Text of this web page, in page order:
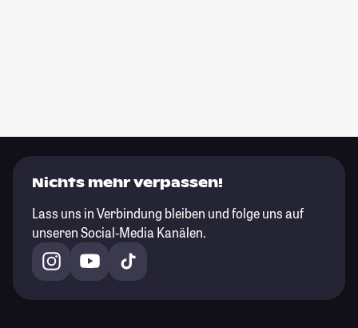
Nichts mehr verpassen!
Lass uns in Verbindung bleiben und folge uns auf
unseren Social-Media Kanälen.